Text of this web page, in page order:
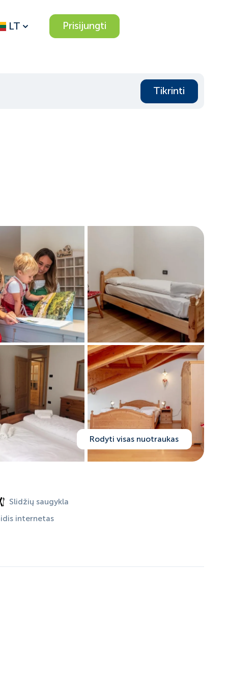
LT Prisijungti
Tikrinti
Rodyti visas nuotraukas
Slidžių saugykla
internetas